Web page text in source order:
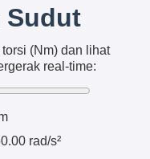
Sudut
(Nm) dan lihat
real-time:
rad/s²